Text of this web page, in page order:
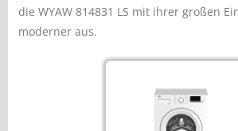
die WYAW 814831 LS mit ihrer großen
moderner aus.